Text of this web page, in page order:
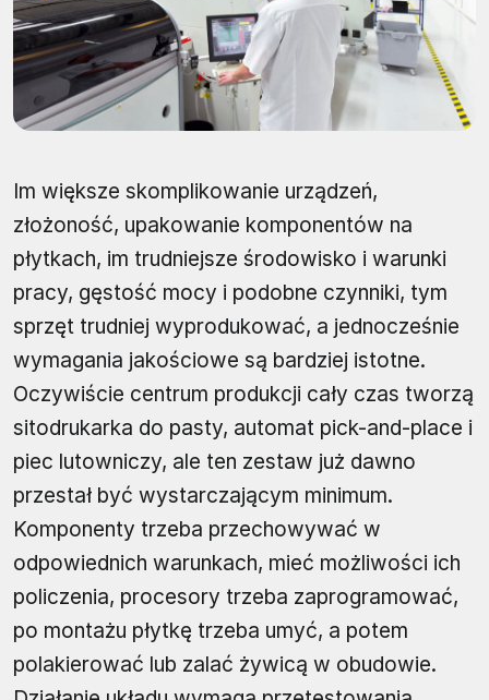
Im większe skomplikowanie urządzeń,
złożoność, upakowanie komponentów na
płytkach, im trudniejsze środowisko i warunki
pracy, gęstość mocy i podobne czynniki, tym
sprzęt trudniej wyprodukować, a jednocześnie
wymagania jakościowe są bardziej istotne.
Oczywiście centrum produkcji cały czas tworzą
sitodrukarka do pasty, automat pick-and-place i
piec lutowniczy, ale ten zestaw już dawno
przestał być wystarczającym minimum.
Komponenty trzeba przechowywać w
odpowiednich warunkach, mieć możliwości ich
policzenia, procesory trzeba zaprogramować,
po montażu płytkę trzeba umyć, a potem
polakierować lub zalać żywicą w obudowie.